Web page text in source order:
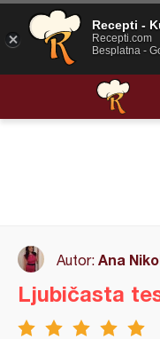
Autor: Ana
Ljubičasta
Recepti -
Recepti.com
Besplatna -